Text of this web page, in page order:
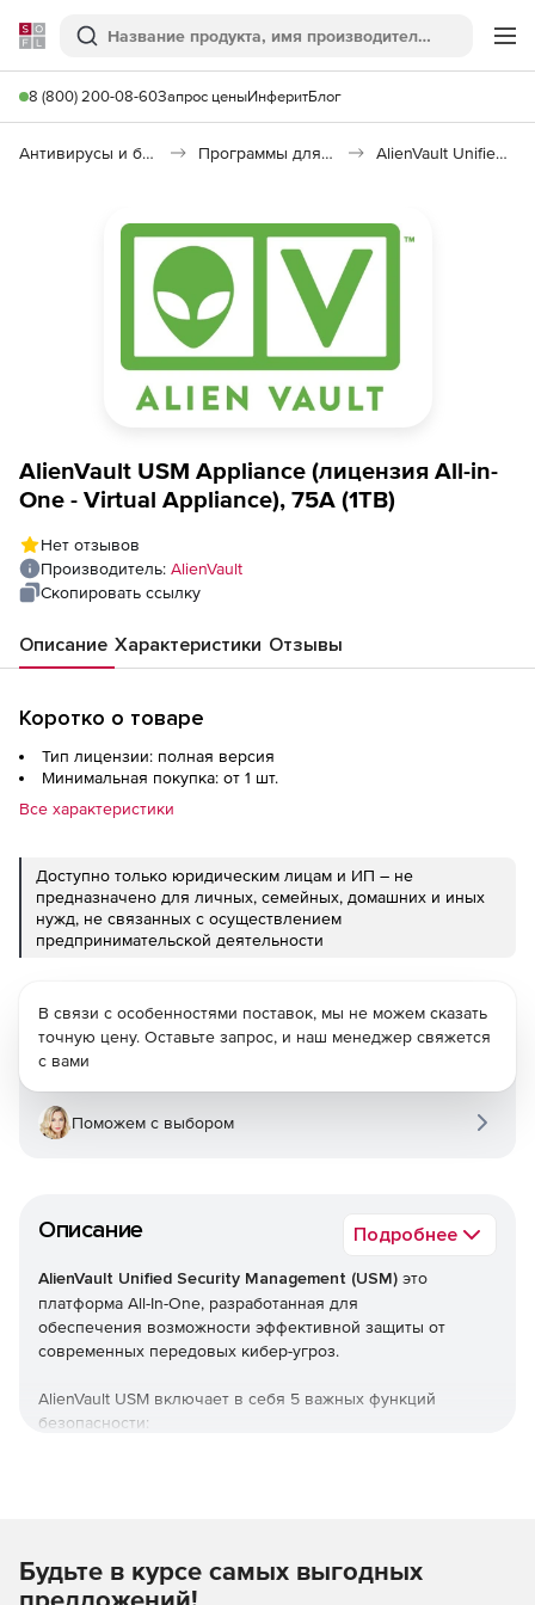
Softline
Поиск
8 (800) 200-08-60Запрос ценыИнферитБлог
Антивирусы и безопасность Программы для защиты информации AlienVault Unified Security Management
AlienVault USM Appliance (лицензия All-in-
One - Virtual Appliance), 75A (1TB)
Нет отзывов
Производитель: AlienVault
Скопировать ссылку
Описание Характеристики Отзывы
Коротко о товаре
Тип лицензии: полная версия
Минимальная покупка: от 1 шт.
Все характеристики
Доступно только юридическим лицам и ИП – не
предназначено для личных, семейных, домашних и иных
нужд, не связанных с осуществлением
предпринимательской деятельности
Описание Подробнее
AlienVault Unified Security Management (USM) это
платформа All-In-One, разработанная для
обеспечения возможности эффективной защиты от
современных передовых кибер-угроз.
AlienVault USM включает в себя 5 важных функций
безопасности:
Активное сетевое сканирование
В связи с особенностями поставок, мы не можем сказать
точную цену. Оставьте запрос, и наш менеджер свяжется
с вами
Поможем с выбором
Будьте в курсе самых выгодных